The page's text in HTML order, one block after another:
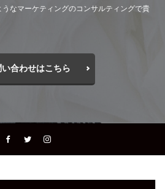
なマーケティングのコンサルティングで貴
い合わせはこちら